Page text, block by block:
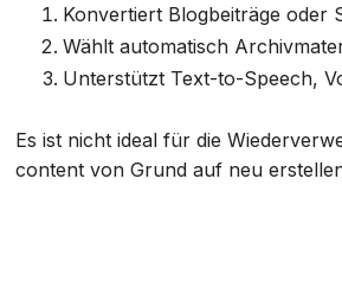
Konvertiert Blogbeiträge oder
Wählt automatisch
Unterstützt Text-to-Speech,
Es ist nicht ideal für die
content von Grund auf neu